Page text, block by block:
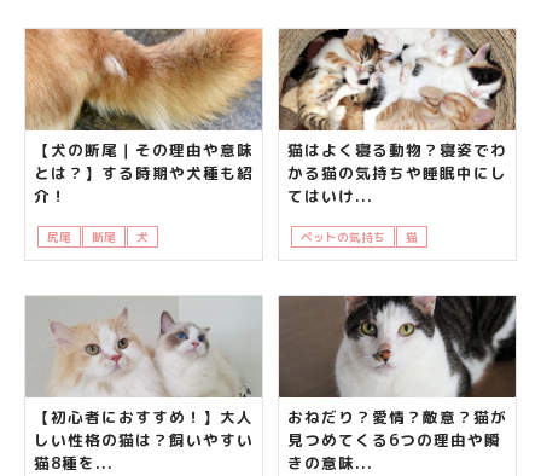
【犬の断尾｜その理由や意味
とは？】する時期や犬種も紹
介！
尻尾 断尾 犬
猫はよく寝る動物？寝姿でわ
かる猫の気持ちや睡眠中にし
てはいけ...
ペットの気持ち 猫
【初心者におすすめ！】大人
しい性格の猫は？飼いやすい
猫8種を...
おねだり？愛情？敵意？猫が
見つめてくる6つの理由や瞬
きの意味...